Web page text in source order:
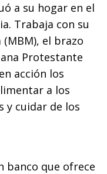
a su hogar en el
Trabaja con su
el brazo
Protestante
acción los
a los
y cuidar de los
banco que ofrece